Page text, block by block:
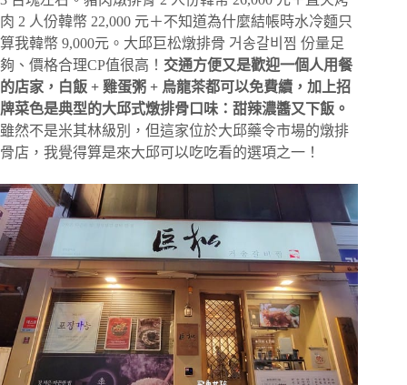
肉 2 人份韓幣 22,000 元＋不知道為什麼結帳時水冷麵只
算我韓幣 9,000元。大邱巨松燉排骨 거송갈비찜 份量足
夠、價格合理CP值很高！ 交通方便又是歡迎一個人用餐
的店家，白飯 + 雞蛋粥 + 烏龍茶都可以免費續，加上招
牌菜色是典型的大邱式燉排骨口味：甜辣濃醬又下飯。
雖然不是米其林級別，但這家位於大邱藥令市場的燉排
骨店，我覺得算是來大邱可以吃吃看的選項之一！